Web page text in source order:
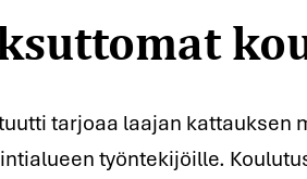
tarjoaa laajan kattauksen
työntekijöille.